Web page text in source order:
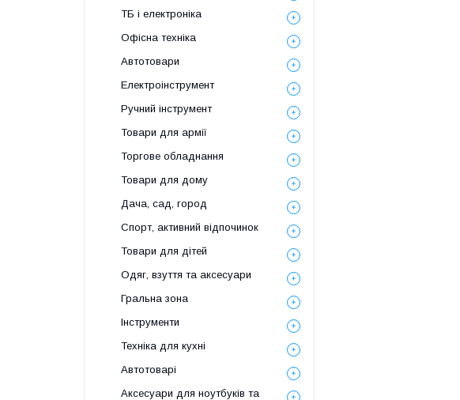
ТБ і електроніка
Офісна техніка
Автотовари
Електроінструмент
Ручний інструмент
Товари для армії
Торгове обладнання
Товари для дому
Дача, сад, город
Спорт, активний відпочинок
Товари для дітей
Одяг, взуття та аксесуари
Гральна зона
Інструменти
Техніка для кухні
Автотоварі
Аксесуари для ноутбуків та